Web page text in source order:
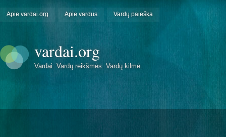
Apie vardai.org Apie vardus Vardų paieška
vardai.org
Vardai. Vardų reikšmės. Vardų kilmė.